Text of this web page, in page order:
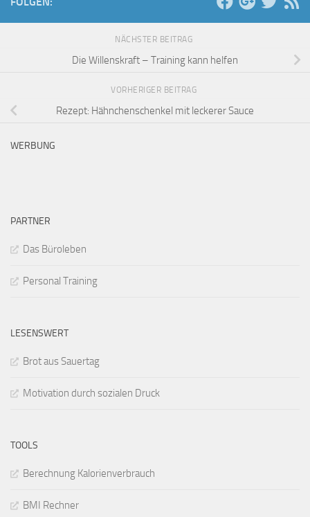
NÄCHSTER BEITRAG
Die Willenskraft – Training kann helfen
VORHERIGER BEITRAG
Rezept: Hähnchenschenkel mit leckerer Sauce
WERBUNG
PARTNER
Das Büroleben
Personal Training
LESENSWERT
Brot aus Sauertag
Motivation durch sozialen Druck
TOOLS
Berechnung Kalorienverbrauch
BMI Rechner